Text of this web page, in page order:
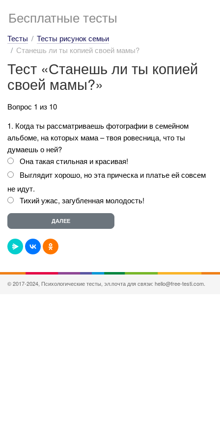
Бесплатные тесты
Тесты
Тесты рисунок семьи
Станешь ли ты копией своей мамы?
Тест «Станешь ли ты копией
своей мамы?»
Вопрос 1 из 10
1. Когда ты рассматриваешь фотографии в семейном
альбоме, на которых мама – твоя ровесница, что ты
думаешь о ней?
Она такая стильная и красивая!
Выглядит хорошо, но эта прическа и платье ей совсем
не идут.
Тихий ужас, загубленная молодость!
© 2017-2024, Психологические тесты, эл.почта для связи: hello@free-testi.com.